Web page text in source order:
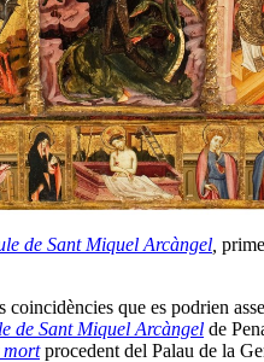
de Sant Miquel Arcàngel
coincidències que es podrien
de Sant Miquel Arcàngel de
mortprocedent del Palau de la